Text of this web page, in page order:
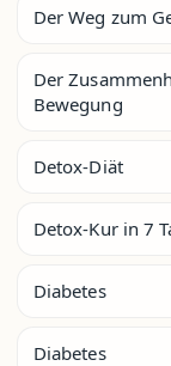
Der Weg zum
Der
Bewegung
Detox-Diät
Detox-Kur in 7
Diabetes
Diabetes